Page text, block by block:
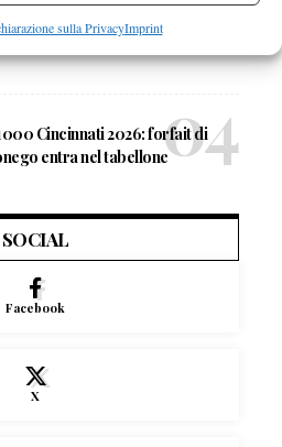
sulla PrivacyImprint
Montreal 2026:
fuori al primo turno
Cincinnati 2026: forfait di
entra nel tabellone
SOCIAL
Facebook
X